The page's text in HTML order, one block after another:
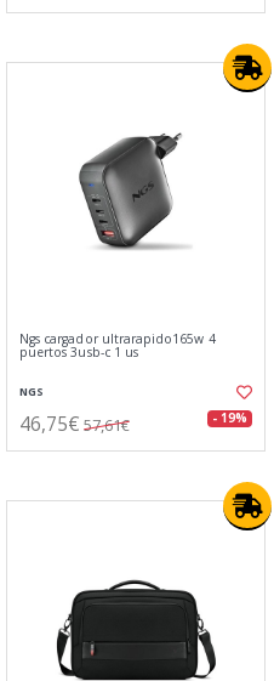
Ngs cargador ultrarapido165w 4
puertos 3usb-c 1 us
NGS
46,75€ 57,61€ - 19%